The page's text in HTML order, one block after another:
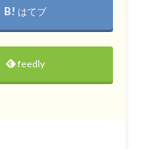
はてブ
feedly